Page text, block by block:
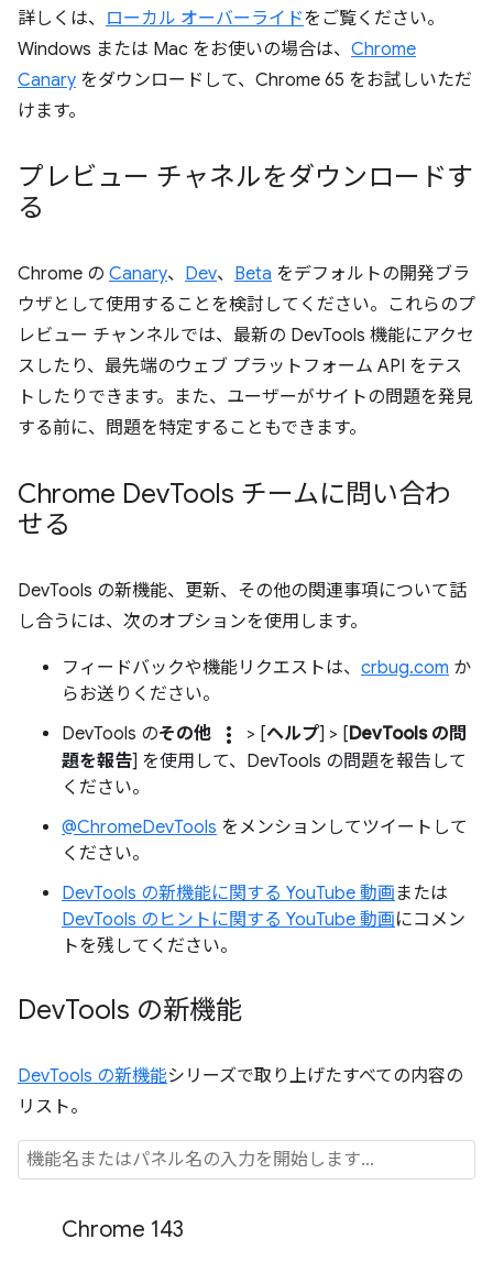
詳しくは、 ローカル オーバーライドをご覧ください。
Windows または Mac をお使いの場合は、 Chrome
Canary をダウンロードして、Chrome 65 をお試しいただ
けます。
プレビュー チャネルをダウンロードす
る
Chrome の Canary、 Dev、 Beta をデフォルトの開発ブラ
ウザとして使用することを検討してください。これらのプ
レビュー チャンネルでは、最新の DevTools 機能にアクセ
スしたり、最先端のウェブ プラットフォーム API をテス
トしたりできます。また、ユーザーがサイトの問題を発見
する前に、問題を特定することもできます。
Chrome DevTools チームに問い合わ
せる
DevTools の新機能、更新、その他の関連事項について話
し合うには、次のオプションを使用します。
フィードバックや機能リクエストは、 crbug.com か
らお送りください。
DevTools のその他 more_vert > [ヘルプ] > [DevTools の問
題を報告] を使用して、DevTools の問題を報告して
ください。
@ChromeDevTools をメンションしてツイートして
ください。
DevTools の新機能に関する YouTube 動画 または
DevTools のヒントに関する YouTube 動画にコメン
トを残してください。
DevTools の新機能
DevTools の新機能シリーズで取り上げたすべての内容の
リスト。
Chrome 143